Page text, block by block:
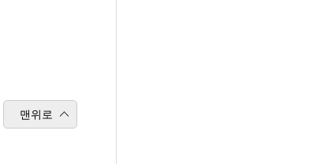
맨위로